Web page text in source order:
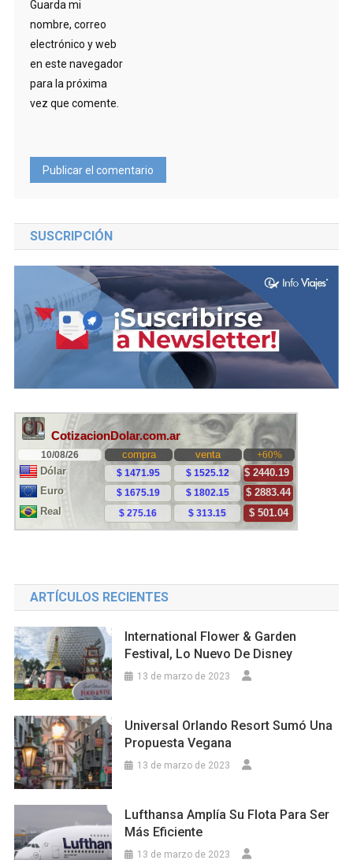
Guarda mi
nombre, correo
electrónico y web
en este navegador
para la próxima
vez que comente.
SUSCRIPCIÓN
ARTÍCULOS RECIENTES
International Flower & Garden
Festival, Lo Nuevo De Disney
13 de marzo de 2023
Universal Orlando Resort Sumó Una
Propuesta Vegana
13 de marzo de 2023
Lufthansa Amplía Su Flota Para Ser
Más Eficiente
13 de marzo de 2023